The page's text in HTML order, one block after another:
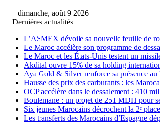
dimanche, août 9 2026
Dernières actualités
L’ASMEX dévoile sa nouvelle feuille de
Le Maroc accélère son programme de
Le Maroc et les États-Unis testent un
Akdital ouvre 15% de sa holding
Aya Gold & Silver renforce sa présence
Hausse des prix des carburants : les
OCP accélère dans le dessalement : 410
Boulemane : un projet de 251 MDH pour
Six jeunes Marocains décrochent la 2ᵉ
Les transferts des Marocains d’Espagne